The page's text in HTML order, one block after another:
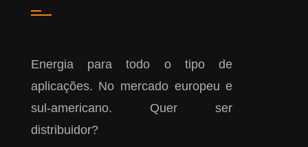
Energia para todo o tipo de
aplicações. No mercado europeu e
sul-americano. Quer ser
distribuidor?